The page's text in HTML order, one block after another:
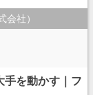
社）
手を動かす｜フ